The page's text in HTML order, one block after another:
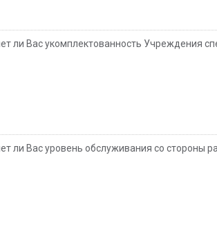
ли Вас укомплектованность Учреждения
ли Вас уровень обслуживания со стороны